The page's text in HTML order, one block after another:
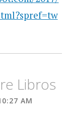
Libros
AM